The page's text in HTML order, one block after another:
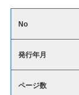
No
発行年月
ページ数